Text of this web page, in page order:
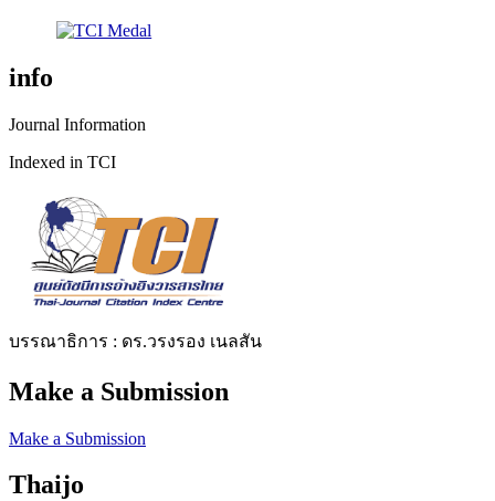
info
Journal Information
Indexed in TCI
บรรณาธิการ : ดร.วรงรอง เนลสัน
Make a Submission
Make a Submission
Thaijo